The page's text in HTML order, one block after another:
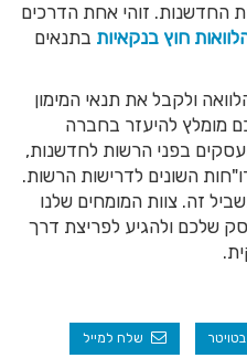
החדשנות. זוהי אחת הדרכים
חוץ בנקאיות בתנאים
ולקבל את תנאי המימון
מומלץ להיעזר בחברה
בפני הרשות לחדשנות,
השונים לדרישות הרשות.
זה. צוות המומחים שלנו
שלכם ולהגיע לפריצת דרך
בטויטר שלח למייל